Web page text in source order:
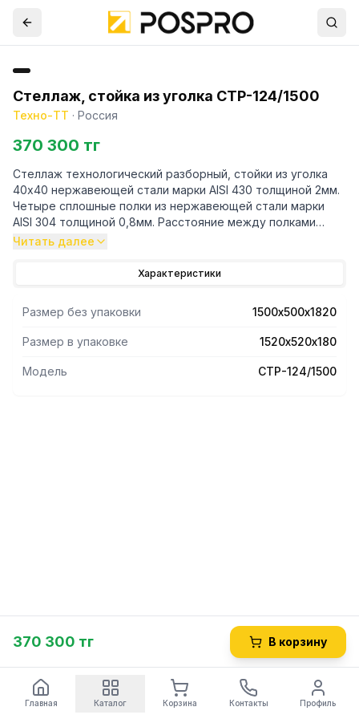
Стеллаж, стойка из уголка СТР-124/1500
Техно-ТТ · Россия
370 300 тг
Стеллаж технологический разборный, стойки из уголка
40х40 нержавеющей стали марки AISI 430 толщиной 2мм.
Четыре сплошные полки из нержавеющей стали марки
AISI 304 толщиной 0,8мм. Расстояние между полками
регулируемое с шагом 50мм. Регулируемые опоры.
Читать далее
Характеристики
Размер без упаковки 1500х500х1820
Размер в упаковке 1520х520х180
Модель СТР-124/1500
370 300 тг В корзину
Главная Каталог Корзина Контакты Профиль